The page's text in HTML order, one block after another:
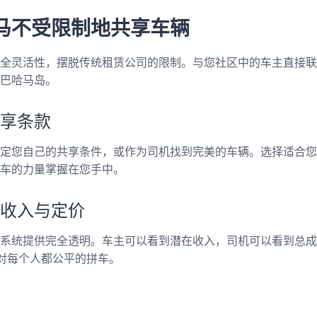
不受限制地共享车辆
灵活性，摆脱传统租赁公司的限制。与您社区中的车主直接
哈马岛。
条款
您自己的共享条件，或作为司机找到完美的车辆。选择适合
的力量掌握在您手中。
入与定价
统提供完全透明。车主可以看到潜在收入，司机可以看到总
个人都公平的拼车。